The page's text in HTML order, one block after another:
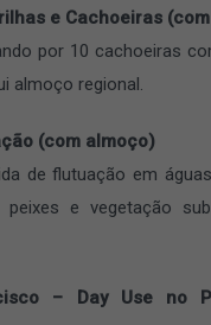
e Cachoeiras
por 10 cachoeiras
almoço regional.
(com almoço)
de flutuação em
e vegetação
– Day Use no